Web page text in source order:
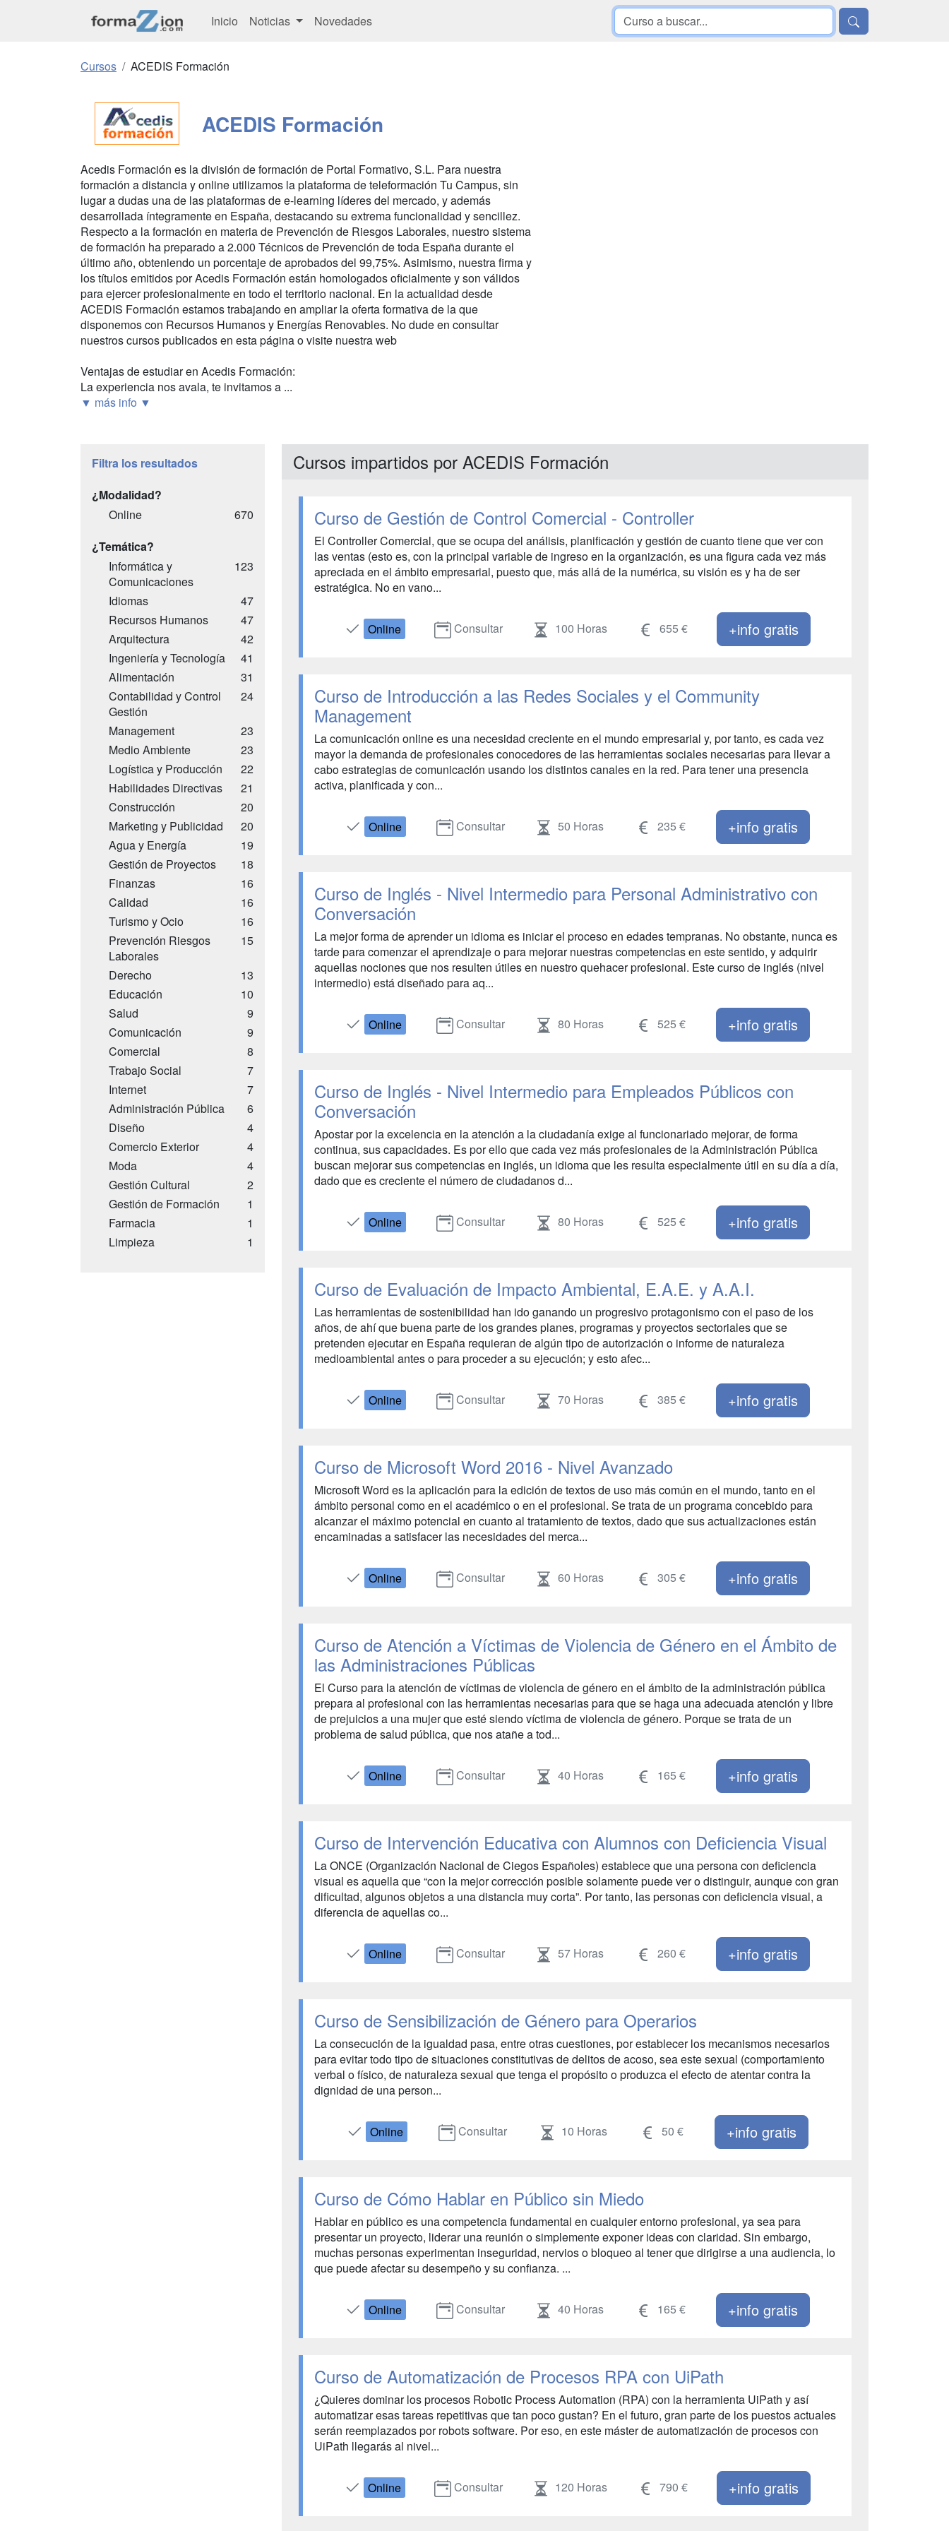
Inicio Noticias Novedades
Cursos ACEDIS Formación
ACEDIS Formación
Acedis Formación es la división de formación de Portal Formativo, S.L. Para nuestra
formación a distancia y online utilizamos la plataforma de teleformación Tu Campus, sin
lugar a dudas una de las plataformas de e-learning líderes del mercado, y además
desarrollada íntegramente en España, destacando su extrema funcionalidad y sencillez.
Respecto a la formación en materia de Prevención de Riesgos Laborales, nuestro sistema
de formación ha preparado a 2.000 Técnicos de Prevención de toda España durante el
último año, obteniendo un porcentaje de aprobados del 99,75%. Asimismo, nuestra firma y
los títulos emitidos por Acedis Formación están homologados oficialmente y son válidos
para ejercer profesionalmente en todo el territorio nacional. En la actualidad desde
ACEDIS Formación estamos trabajando en ampliar la oferta formativa de la que
disponemos con Recursos Humanos y Energías Renovables. No dude en consultar
nuestros cursos publicados en esta página o visite nuestra web
Ventajas de estudiar en Acedis Formación:
La experiencia nos avala, te invitamos a ...
▼ más info ▼
Filtra los resultados
¿Modalidad?
Online
670
¿Temática?
Informática y
Comunicaciones
123
Idiomas
47
Recursos Humanos
47
Arquitectura
42
Ingeniería y Tecnología
41
Alimentación
31
Contabilidad y Control
Gestión
24
Management
23
Medio Ambiente
23
Logística y Producción
22
Habilidades Directivas
21
Construcción
20
Marketing y Publicidad
20
Agua y Energía
19
Gestión de Proyectos
18
Finanzas
16
Calidad
16
Turismo y Ocio
16
Prevención Riesgos
Laborales
15
Derecho
13
Educación
10
Salud
9
Comunicación
9
Comercial
8
Trabajo Social
7
Internet
7
Administración Pública
6
Diseño
4
Comercio Exterior
4
Moda
4
Gestión Cultural
2
Gestión de Formación
1
Farmacia
1
Limpieza
1
Cursos impartidos por ACEDIS Formación
Curso de Gestión de Control Comercial - Controller
El Controller Comercial, que se ocupa del análisis, planificación y gestión de cuanto tiene que ver con
las ventas (esto es, con la principal variable de ingreso en la organización, es una figura cada vez más
apreciada en el ámbito empresarial, puesto que, más allá de la numérica, su visión es y ha de ser
estratégica. No en vano...
Online Consultar 100 Horas 655 € +info gratis
Curso de Introducción a las Redes Sociales y el Community
Management
La comunicación online es una necesidad creciente en el mundo empresarial y, por tanto, es cada vez
mayor la demanda de profesionales conocedores de las herramientas sociales necesarias para llevar a
cabo estrategias de comunicación usando los distintos canales en la red. Para tener una presencia
activa, planificada y con...
Online Consultar 50 Horas 235 € +info gratis
Curso de Inglés - Nivel Intermedio para Personal Administrativo con
Conversación
La mejor forma de aprender un idioma es iniciar el proceso en edades tempranas. No obstante, nunca es
tarde para comenzar el aprendizaje o para mejorar nuestras competencias en este sentido, y adquirir
aquellas nociones que nos resulten útiles en nuestro quehacer profesional. Este curso de inglés (nivel
intermedio) está diseñado para aq...
Online Consultar 80 Horas 525 € +info gratis
Curso de Inglés - Nivel Intermedio para Empleados Públicos con
Conversación
Apostar por la excelencia en la atención a la ciudadanía exige al funcionariado mejorar, de forma
continua, sus capacidades. Es por ello que cada vez más profesionales de la Administración Pública
buscan mejorar sus competencias en inglés, un idioma que les resulta especialmente útil en su día a día,
dado que es creciente el número de ciudadanos d...
Online Consultar 80 Horas 525 € +info gratis
Curso de Evaluación de Impacto Ambiental, E.A.E. y A.A.I.
Las herramientas de sostenibilidad han ido ganando un progresivo protagonismo con el paso de los
años, de ahí que buena parte de los grandes planes, programas y proyectos sectoriales que se
pretenden ejecutar en España requieran de algún tipo de autorización o informe de naturaleza
medioambiental antes o para proceder a su ejecución; y esto afec...
Online Consultar 70 Horas 385 € +info gratis
Curso de Microsoft Word 2016 - Nivel Avanzado
Microsoft Word es la aplicación para la edición de textos de uso más común en el mundo, tanto en el
ámbito personal como en el académico o en el profesional. Se trata de un programa concebido para
alcanzar el máximo potencial en cuanto al tratamiento de textos, dado que sus actualizaciones están
encaminadas a satisfacer las necesidades del merca...
Online Consultar 60 Horas 305 € +info gratis
Curso de Atención a Víctimas de Violencia de Género en el Ámbito de
las Administraciones Públicas
El Curso para la atención de víctimas de violencia de género en el ámbito de la administración pública
prepara al profesional con las herramientas necesarias para que se haga una adecuada atención y libre
de prejuicios a una mujer que esté siendo víctima de violencia de género. Porque se trata de un
problema de salud pública, que nos atañe a tod...
Online Consultar 40 Horas 165 € +info gratis
Curso de Intervención Educativa con Alumnos con Deficiencia Visual
La ONCE (Organización Nacional de Ciegos Españoles) establece que una persona con deficiencia
visual es aquella que “con la mejor corrección posible solamente puede ver o distinguir, aunque con gran
dificultad, algunos objetos a una distancia muy corta”. Por tanto, las personas con deficiencia visual, a
diferencia de aquellas co...
Online Consultar 57 Horas 260 € +info gratis
Curso de Sensibilización de Género para Operarios
La consecución de la igualdad pasa, entre otras cuestiones, por establecer los mecanismos necesarios
para evitar todo tipo de situaciones constitutivas de delitos de acoso, sea este sexual (comportamiento
verbal o físico, de naturaleza sexual que tenga el propósito o produzca el efecto de atentar contra la
dignidad de una person...
Online Consultar 10 Horas 50 € +info gratis
Curso de Cómo Hablar en Público sin Miedo
Hablar en público es una competencia fundamental en cualquier entorno profesional, ya sea para
presentar un proyecto, liderar una reunión o simplemente exponer ideas con claridad. Sin embargo,
muchas personas experimentan inseguridad, nervios o bloqueo al tener que dirigirse a una audiencia, lo
que puede afectar su desempeño y su confianza. ...
Online Consultar 40 Horas 165 € +info gratis
Curso de Automatización de Procesos RPA con UiPath
¿Quieres dominar los procesos Robotic Process Automation (RPA) con la herramienta UiPath y así
automatizar esas tareas repetitivas que tan poco gustan? En el futuro, gran parte de los puestos actuales
serán reemplazados por robots software. Por eso, en este máster de automatización de procesos con
UiPath llegarás al nivel...
Online Consultar 120 Horas 790 € +info gratis